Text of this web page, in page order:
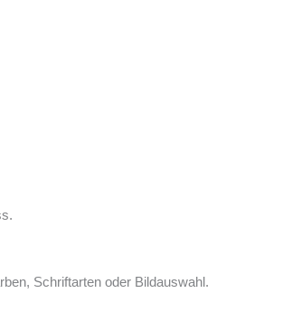
Schriftarten oder Bildauswahl.